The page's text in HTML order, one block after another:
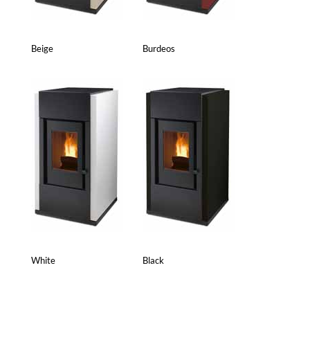
Beige Burdeos
White Black